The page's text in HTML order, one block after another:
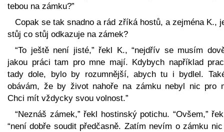
tebou na zámku?”
Copak se tak snadno a rád zříká hostů, a zejména K.,
stůj co stůj odkazuje na zámek?
“To ještě není jisté,” řekl K., “nejdřív se musím
jakou práci tam pro mne mají. Kdybych například
tady dole, bylo by rozumnější, abych tu i bydlel.
obávám, že by život nahoře na zámku nebyl nic pro
Chci mít vždycky svou volnost.”
“Neznáš zámek,” řekl hostinský potichu. “Ovšem,”
“není dobře soudit předčasně. Zatím nevím o zámku